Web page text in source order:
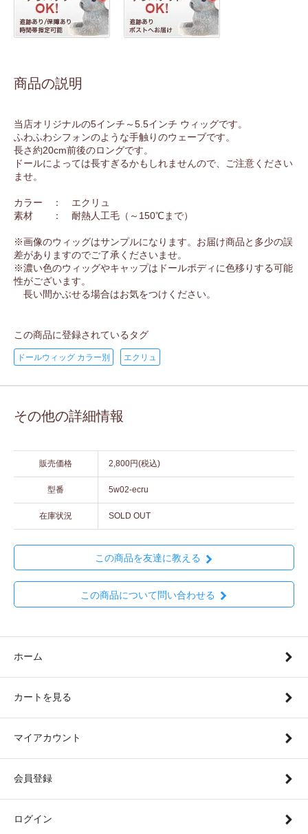
商品の説明
当店オリジナルの5インチ～5.5インチ ウィッグです。
ふわふわシフォンのような手触りのウェーブです。
長さ約20cm前後のロングです。
ドールによっては長すぎるかもしれませんので、ご注意ください
ませ。
カラー ： エクリュ
素材 ： 耐熱人工毛（～150℃まで）
※画像のウィッグはサンプルになります。お届け商品と多少の誤
差がありますのでご了承くださいませ。
※濃い色のウィッグやキャップはドールボディに色移りする可能
性がございます。
長い間かぶせる場合はお気をつけください。
この商品に登録されているタグ
ドールウィッグ カラー別 エクリュ
その他の詳細情報
販売価格 2,800円(税込)
型番 5w02-ecru
在庫状況 SOLD OUT
この商品を友達に教える
この商品について問い合わせる
ホーム
カートを見る
マイアカウント
会員登録
ログイン